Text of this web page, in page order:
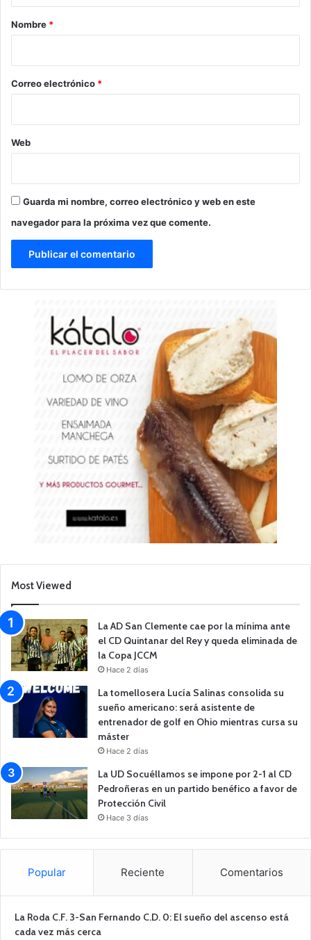
r
*
Nombre *
Correo electrónico *
Web
Guarda mi nombre, correo electrónico y web en este
navegador para la próxima vez que comente.
Most Viewed
La AD San Clemente cae por la mínima ante
el CD Quintanar del Rey y queda eliminada de
la Copa JCCM
Hace 2 días
La tomellosera Lucía Salinas consolida su
sueño americano: será asistente de
entrenador de golf en Ohio mientras cursa su
máster
Hace 2 días
La UD Socuéllamos se impone por 2-1 al CD
Pedroñeras en un partido benéfico a favor de
Protección Civil
Hace 3 días
Popular Reciente Comentarios
La Roda C.F. 3-San Fernando C.D. 0: El sueño del ascenso está
cada vez más cerca